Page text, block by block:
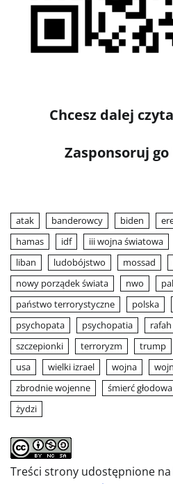
Chcesz dalej
Zasponsoruj
atak banderowcy biden
hamas
idf iii wojna światowa
liban
ludobójstwo mossad
nowy porządek świata
nwo
państwo terrorystyczne
polska
psychopata
psychopatia rafah
szczepionki
terroryzm trump
usa
wielki izrael wojna
zbrodnie wojenne
śmierć głodowa
żydzi
Treści strony udostępnione na